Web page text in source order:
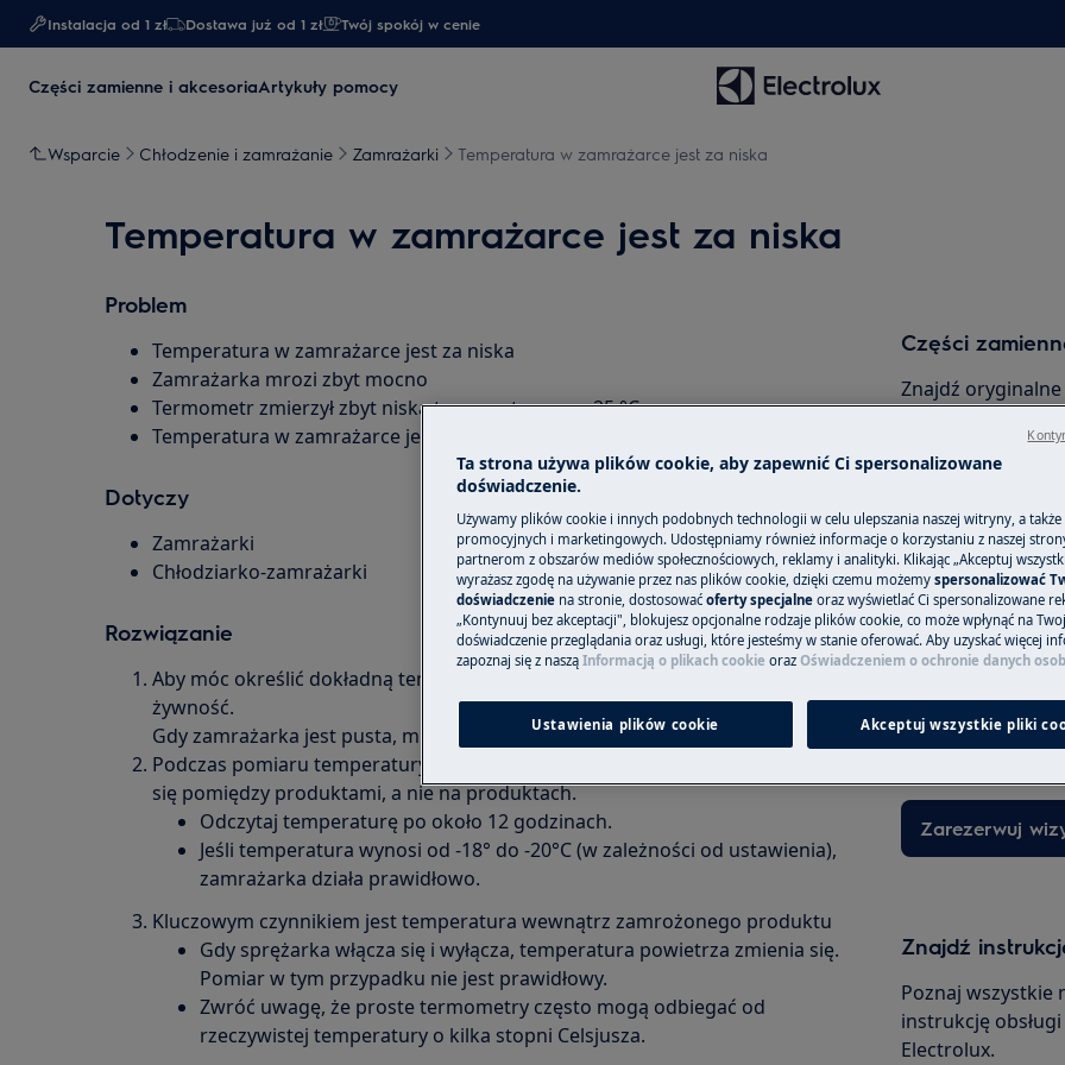
Instalacja od 1 zł Dostawa już od 1 zł​ Twój spokój w cenie
Części zamienne i akcesoriaArtykuły pomocy
Wsparcie Chłodzenie i zamrażanie Zamrażarki Temperatura w zamrażarce jest za niska
Temperatura w zamrażarce jest za niska
Problem
Temperatura w zamrażarce jest za niska
Zamrażarka mrozi zbyt mocno
Termometr zmierzył zbyt niską temperaturę np. -25 °C
Temperatura w zamrażarce jest znacznie niższa niż ustawiona
Dotyczy
Zamrażarki
Chłodziarko-zamrażarki
Rozwiązanie
Aby móc określić dokładną temperaturę, w urządzeniu musi być załadowana
żywność.
Gdy zamrażarka jest pusta, mierzona jest tylko temperatura powietrza.
Podczas pomiaru temperatury za pomocą termometru, musi on znajdować
się pomiędzy produktami, a nie na produktach.
Odczytaj temperaturę po około 12 godzinach.
Jeśli temperatura wynosi od -18° do -20°C (w zależności od ustawienia),
zamrażarka działa prawidłowo.
Kluczowym czynnikiem jest temperatura wewnątrz zamrożonego produktu
Gdy sprężarka włącza się i wyłącza, temperatura powietrza zmienia się.
Pomiar w tym przypadku nie jest prawidłowy.
Zwróć uwagę, że proste termometry często mogą odbiegać od
rzeczywistej temperatury o kilka stopni Celsjusza.
Części
Znajdź
akcesoria do
internetowym i
Do sklepu
Zamów wizytę
Niezależnie od
objęte gwarancją,
odpowiedni
Zarezerwuj
Znajdź
Poznaj wszystkie
instrukcję
Electrolux.
Ta strona używa plików cookie, aby zapewnić Ci spersonalizowane
doświadczenie.
Używamy plików cookie i innych podobnych technologii w celu ulepszania naszej witryny, a także
promocyjnych i marketingowych. Udostępniamy również informacje o korzystaniu z naszej
partnerom z obszarów mediów społecznościowych, reklamy i analityki. Klikając „Akceptuj
wyrażasz zgodę na używanie przez nas plików cookie, dzięki czemu możemy spersonalizować
doświadczenie na stronie, dostosować oferty specjalne oraz wyświetlać Ci spersonalizowane
„Kontynuuj bez akceptacji", blokujesz opcjonalne rodzaje plików cookie, co może wpłynąć na
doświadczenie przeglądania oraz usługi, które jesteśmy w stanie oferować. Aby uzyskać więcej
zapoznaj się z naszą Informacją o plikach cookie oraz Oświadczeniem o ochronie danych
Ustawienia plików cookie Akceptuj wszystkie pliki